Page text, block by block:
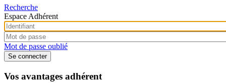
Recherche
Espace Adhérent
Mot de passe oublié
Vos avantages adhérent